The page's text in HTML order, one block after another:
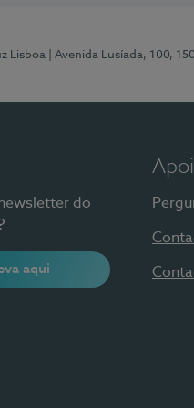
Lisboa | Avenida Lusíada, 100,
do
aqui